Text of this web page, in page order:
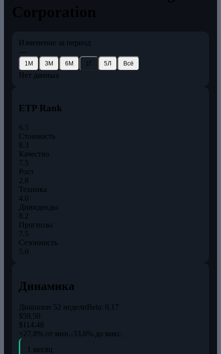
Изменение за период
—
1М 3М 6М 1Г 5Л Всё
Нет данных
ETP Rank
6.5
Стоимость
8.3
Качество
7.5
Рост
2.8
Техника
4.0
Дивиденды
8.2
Прогнозы
7.5
Сезонность
5.0
Динамика
Диапазон 52 неделиBeta: 0,17
$59,50
$114,48
+27,8% от мин.-33,6% до макс.
1 месяц